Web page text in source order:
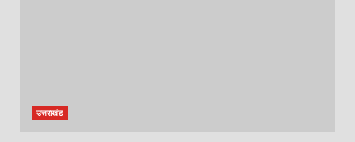
उत्तराखंड